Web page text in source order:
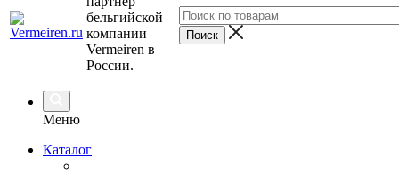
бельгийской
компании
Vermeiren в
России.
Меню
Каталог